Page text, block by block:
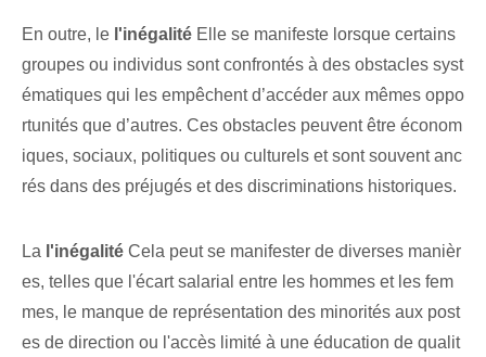
En outre, le l'inégalité Elle se manifeste lorsque certains
groupes ou individus sont confrontés à des obstacles syst
ématiques qui les empêchent d’accéder aux mêmes oppo
rtunités que d’autres. Ces obstacles peuvent être économ
iques, sociaux, politiques ou culturels et sont souvent anc
rés dans des préjugés et des discriminations historiques.
La l'inégalité Cela peut se manifester de diverses manièr
es, telles que l'écart salarial entre les hommes et les fem
mes, le manque de représentation des minorités aux post
es de direction ou l'accès limité à une éducation de qualit